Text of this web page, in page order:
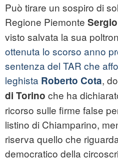
Può tirare un sospiro di
Regione Piemonte
visto salvata la sua
ottenuta lo scorso anno
sentenza del TAR che
leghista Roberto Cota,
di Torino che ha
ricorso sulle firme false
listino di Chiamparino,
riserva quello che
democratico della